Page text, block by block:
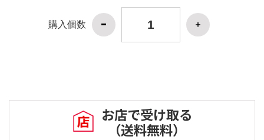
購入個数
お店で受け取る
（送料無料）